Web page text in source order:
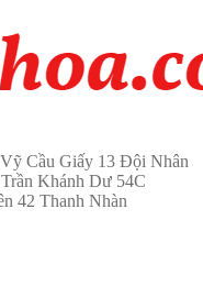
Cầu Giấy 13 Đội Nhân
Khánh Dư 54C
42 Thanh Nhàn